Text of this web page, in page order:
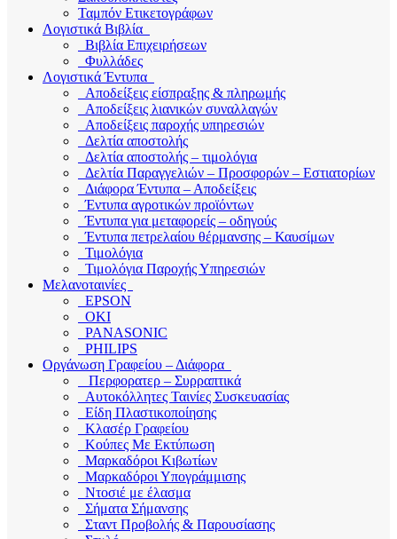
Ταμπόν Ετικετογράφων
Λογιστικά Βιβλία
Βιβλία Επιχειρήσεων
Φυλλάδες
Λογιστικά Έντυπα
Αποδείξεις είσπραξης & πληρωμής
Αποδείξεις λιανικών συναλλαγών
Αποδείξεις παροχής υπηρεσιών
Δελτία αποστολής
Δελτία αποστολής – τιμολόγια
Δελτία Παραγγελιών – Προσφορών – Εστιατορίων
Διάφορα Έντυπα – Αποδείξεις
Έντυπα αγροτικών προϊόντων
Έντυπα για μεταφορείς – οδηγούς
Έντυπα πετρελαίου θέρμανσης – Καυσίμων
Τιμολόγια
Τιμολόγια Παροχής Υπηρεσιών
Μελανοταινίες
EPSON
OKI
PANASONIC
PHILIPS
Οργάνωση Γραφείου – Διάφορα
Περφορατερ – Συρραπτικά
Αυτοκόλλητες Ταινίες Συσκευασίας
Είδη Πλαστικοποίησης
Κλασέρ Γραφείου
Κούπες Με Εκτύπωση
Μαρκαδόροι Κιβωτίων
Μαρκαδόροι Υπογράμμισης
Ντοσιέ με έλασμα
Σήματα Σήμανσης
Σταντ Προβολής & Παρουσίασης